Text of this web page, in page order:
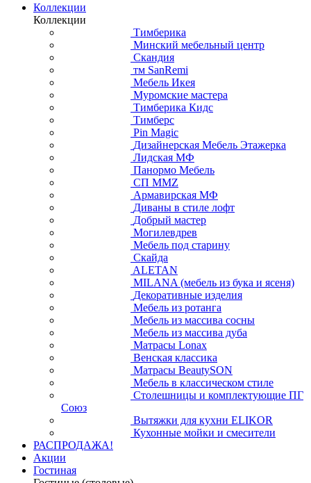
Коллекции
Коллекции
Тимберика
Минский мебельный центр
Скандия
тм SanRemi
Мебель Икея
Муромские мастера
Тимберика Кидс
Тимберс
Pin Magic
Дизайнерская Мебель Этажерка
Лидская МФ
Панормо Мебель
СП ММZ
Армавирская МФ
Диваны в стиле лофт
Добрый мастер
Могилевдрев
Мебель под старину
Скайда
ALETAN
MILANA (мебель из бука и ясеня)
Декоративные изделия
Мебель из ротанга
Мебель из массива сосны
Мебель из массива дуба
Матрасы Lonax
Венская классика
Матрасы BeautySON
Мебель в классическом стиле
Столешницы и комплектующие ПГ
Союз
Вытяжки для кухни ELIKOR
Кухонные мойки и смесители
РАСПРОДАЖА!
Акции
Гостиная